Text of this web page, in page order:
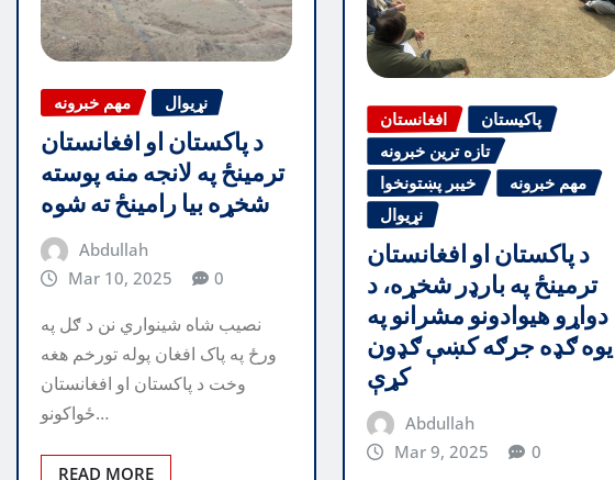
مهم خبرونه نړیوال
د پاکستان او افغانستان
ترمینځ په لانجه منه پوسته
شخړه بیا رامینځ ته شوه
Abdullah
Mar 10, 2025
0
نصیب شاه شینواري نن د ګل په
ورځ په پاک افغان پوله تورخم هغه
وخت د پاکستان او افغانستان
ځواکونو…
READ MORE
افغانستان
پاکیستان
تازه ترین خبرونه
خیبر پښتونخوا
مهم خبرونه
نړیوال
د پاکستان او افغانستان
ترمینځ په بارډر شخړه، د
دواړو هیوادونو مشرانو په
یوه ګډه جرګه کښې ګډون
کړې
Abdullah
Mar 9, 2025
0